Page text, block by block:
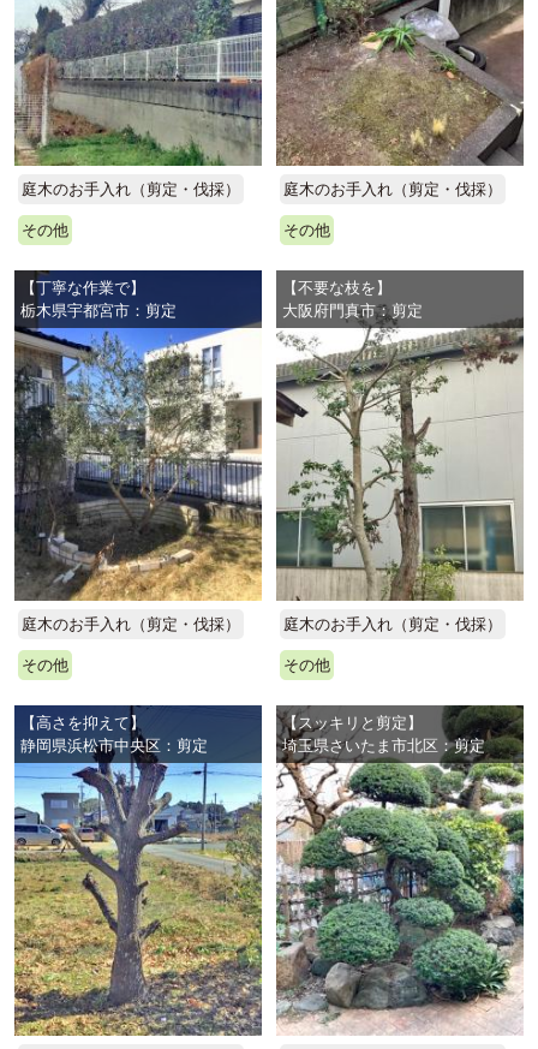
庭木のお手入れ（剪定・伐採）
その他
庭木のお手入れ（剪定・伐採）
その他
【丁寧な作業で】
栃木県宇都宮市：剪定
庭木のお手入れ（剪定・伐採）
その他
【不要な枝を】
大阪府門真市：剪定
庭木のお手入れ（剪定・伐採）
その他
【高さを抑えて】
静岡県浜松市中央区：剪定
【スッキリと剪定】
埼玉県さいたま市北区：剪定